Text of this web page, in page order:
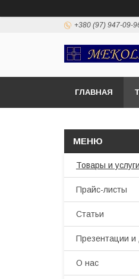
+380 (97) 947-09-
ГЛАВНАЯ
Товары и услуги
Прайс-листы
Статьи
Презентации и
О нас